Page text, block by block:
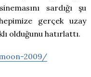
sardığı şu
gerçek uzay
olduğunu hatırlattı.
2009/